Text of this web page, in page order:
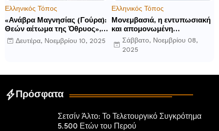
Ελληνικός Τόπος
«Ανάβρα Μαγνησίας (Γούρα):
Θεών αέτωμα της Όθρυος»,
γράφει ο Δημήτρης Β.
Καρέλης
Δευτέρα, Νοεμβρίου 10, 2025
Ελληνικός Τόπος
Μονεμβασιά, η εντυπωσιακή
και απομονωμένη
οχυρωμένη πόλη που
ιδρύθηκε από τους
Σάββατο, Νοεμβρίου 08,
2025
Πρόσφατα
Σετσίν Άλτο: Το Τελετουργικό Συγκρότημα
5.500 Ετών του Περού